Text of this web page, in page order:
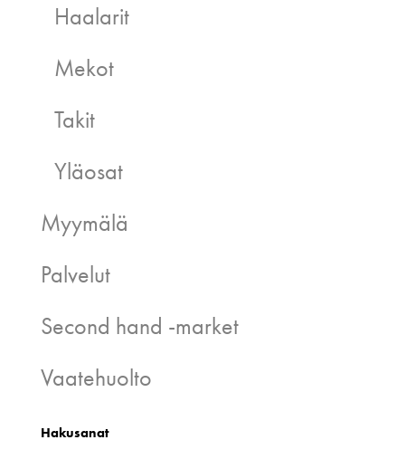
Haalarit
Mekot
Takit
Yläosat
Myymälä
Palvelut
Second hand -market
Vaatehuolto
Hakusanat